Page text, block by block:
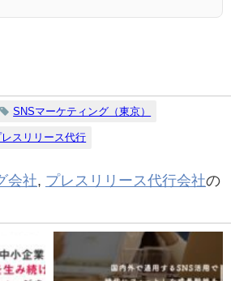
SNSマーケティング（東京）
レスリリース代行
会社, プレスリリース代行会社の